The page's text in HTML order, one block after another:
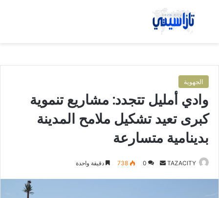
بحث عن
الجهوية
وادي أمليل تتجدد: مشاريع تنموية
كبرى تعيد تشكيل ملامح المدينة
بدينامية متسارعة
TAZACITY
0
738 دقيقة واحدة